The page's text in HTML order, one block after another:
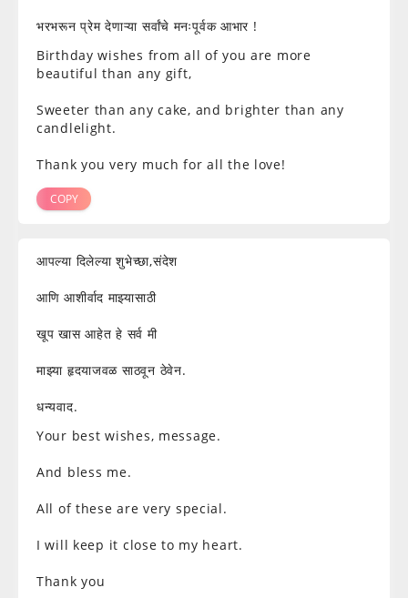
भरभरून प्रेम देणाऱ्या सर्वांचे मनःपूर्वक आभार !
Birthday wishes from all of you are more
beautiful than any gift,
Sweeter than any cake, and brighter than any
candlelight.
Thank you very much for all the love!
COPY
आपल्या दिलेल्या शुभेच्छा,संदेश
आणि आशीर्वाद माझ्यासाठी
खूप खास आहेत हे सर्व मी
माझ्या हृदयाजवळ साठवून ठेवेन.
धन्यवाद.
Your best wishes, message.
And bless me.
All of these are very special.
I will keep it close to my heart.
Thank you